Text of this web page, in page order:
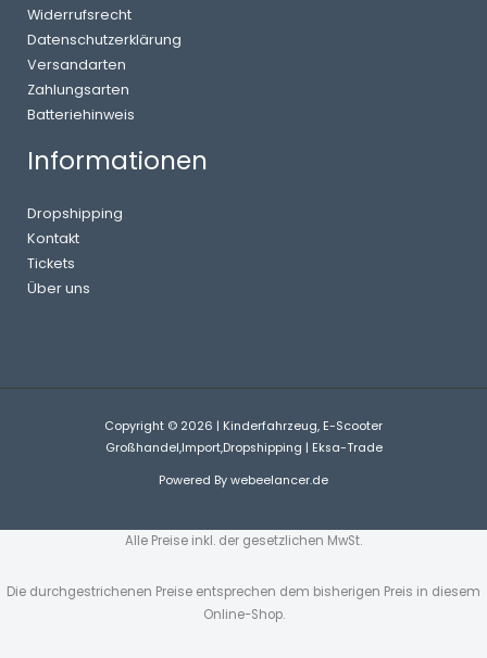
Widerrufsrecht
Datenschutzerklärung
Versandarten
Zahlungsarten
Batteriehinweis
Informationen
Dropshipping
Kontakt
Tickets
Über uns
Copyright © 2026 | Kinderfahrzeug, E-Scooter
Großhandel,Import,Dropshipping | Eksa-Trade
Powered By webeelancer.de
Alle Preise inkl. der gesetzlichen MwSt.
Die durchgestrichenen Preise entsprechen dem bisherigen Preis in diesem
Online-Shop.